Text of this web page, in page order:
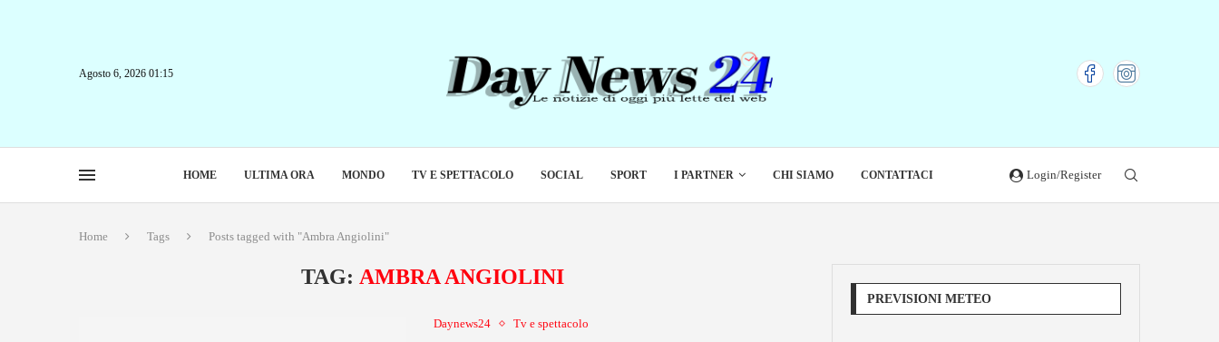
Agosto 6, 2026 01:15
HOME ULTIMA ORA MONDO TV E SPETTACOLO SOCIAL SPORT I PARTNER CHI SIAMO CONTATTACI Login/Register
Home Tags Posts tagged with "Ambra Angiolini"
TAG: AMBRA ANGIOLINI
Daynews24 Tv e spettacolo
PREVISIONI METEO